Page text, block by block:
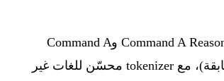
يوحّد Command A+ داخل نموذج واحد القدرات التي كانت موزعة سابقًا بين Command A Reasoning وCommand A
Vision وCommand A Translate. وهو يدعم 48 لغة (مقابل 23 في الإصدارات السابقة)، مع tokenizer محسّن للغات غير